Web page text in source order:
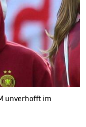
unverhofft im